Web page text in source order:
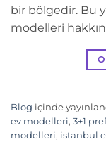
bir bölgedir. Bu
modelleri
Blog içinde
ev modelleri, 3+1
modelleri, istanbul